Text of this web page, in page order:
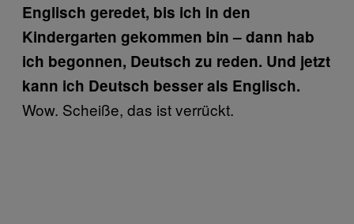
Englisch geredet, bis ich in den
Kindergarten gekommen bin – dann hab
ich begonnen, Deutsch zu reden. Und jetzt
kann ich Deutsch besser als Englisch.
Wow. Scheiße, das ist verrückt.